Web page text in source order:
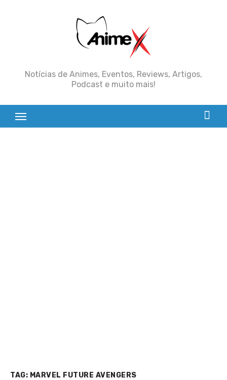
Notícias de Animes, Eventos, Reviews, Artigos,
Podcast e muito mais!
TAG: MARVEL FUTURE AVENGERS